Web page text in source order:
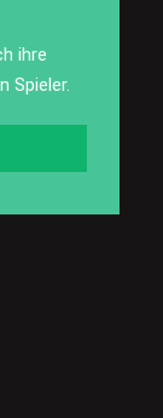
ihre
Spieler.